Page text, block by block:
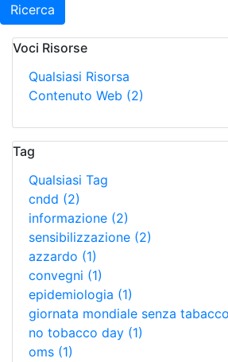
Ricerca
Voci Risorse
Qualsiasi Risorsa
Contenuto Web (2)
Tag
Qualsiasi Tag
cndd (2)
informazione (2)
sensibilizzazione (2)
azzardo (1)
convegni (1)
epidemiologia (1)
giornata mondiale senza tabacco
no tobacco day (1)
oms (1)